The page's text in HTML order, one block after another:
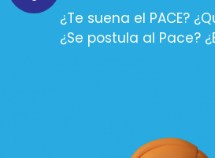
¿Te suena el PACE?
¿Se postula al Pace?